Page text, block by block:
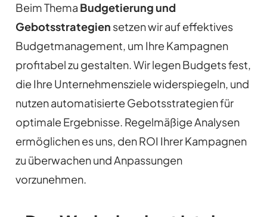
Beim Thema Budgetierung und
Gebotsstrategien setzen wir auf effektives
Budgetmanagement, um Ihre Kampagnen
profitabel zu gestalten. Wir legen Budgets fest,
die Ihre Unternehmensziele widerspiegeln, und
nutzen automatisierte Gebotsstrategien für
optimale Ergebnisse. Regelmäßige Analysen
ermöglichen es uns, den ROI Ihrer Kampagnen
zu überwachen und Anpassungen
vorzunehmen.